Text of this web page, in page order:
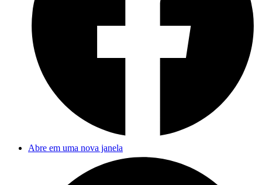
Abre em uma nova janela